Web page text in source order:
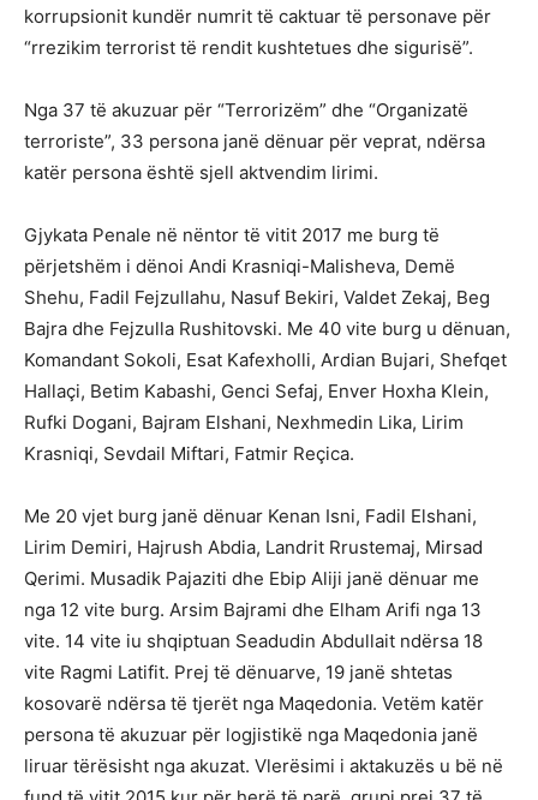
korrupsionit kundër numrit të caktuar të personave për
“rrezikim terrorist të rendit kushtetues dhe sigurisë”.
Nga 37 të akuzuar për “Terrorizëm” dhe “Organizatë
terroriste”, 33 persona janë dënuar për veprat, ndërsa
katër persona është sjell aktvendim lirimi.
Gjykata Penale në nëntor të vitit 2017 me burg të
përjetshëm i dënoi Andi Krasniqi-Malisheva, Demë
Shehu, Fadil Fejzullahu, Nasuf Bekiri, Valdet Zekaj, Beg
Bajra dhe Fejzulla Rushitovski. Me 40 vite burg u dënuan,
Komandant Sokoli, Esat Kafexholli, Ardian Bujari, Shefqet
Hallaçi, Betim Kabashi, Genci Sefaj, Enver Hoxha Klein,
Rufki Dogani, Bajram Elshani, Nexhmedin Lika, Lirim
Krasniqi, Sevdail Miftari, Fatmir Reçica.
Me 20 vjet burg janë dënuar Kenan Isni, Fadil Elshani,
Lirim Demiri, Hajrush Abdia, Landrit Rrustemaj, Mirsad
Qerimi. Musadik Pajaziti dhe Ebip Aliji janë dënuar me
nga 12 vite burg. Arsim Bajrami dhe Elham Arifi nga 13
vite. 14 vite iu shqiptuan Seadudin Abdullait ndërsa 18
vite Ragmi Latifit. Prej të dënuarve, 19 janë shtetas
kosovarë ndërsa të tjerët nga Maqedonia. Vetëm katër
persona të akuzuar për logjistikë nga Maqedonia janë
liruar tërësisht nga akuzat. Vlerësimi i aktakuzës u bë në